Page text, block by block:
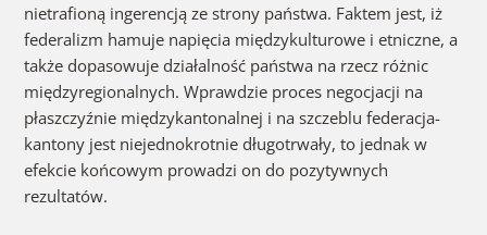
nietrafioną ingerencją ze strony państwa. Faktem jest, iż
federalizm hamuje napięcia międzykulturowe i etniczne, a
także dopasowuje działalność państwa na rzecz różnic
międzyregionalnych. Wprawdzie proces negocjacji na
płaszczyźnie międzykantonalnej i na szczeblu federacja-
kantony jest niejednokrotnie długotrwały, to jednak w
efekcie końcowym prowadzi on do pozytywnych
rezultatów.